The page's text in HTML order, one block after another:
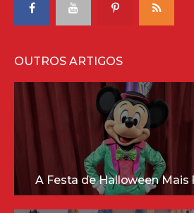
OUTROS ARTIGOS